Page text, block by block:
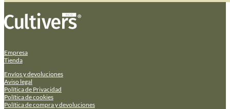
Empresa
Tienda
Envíos y devoluciones
Aviso legal
Política de Privacidad
Política de cookies
Política de compra y devoluciones